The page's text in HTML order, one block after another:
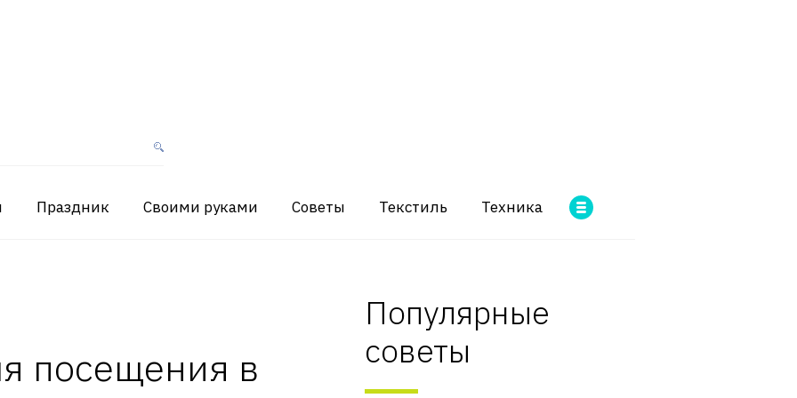
Праздник Своими руками Советы Текстиль Техника
посещения в
Популярные
советы